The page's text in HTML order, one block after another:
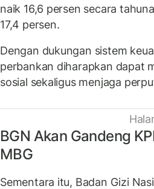
naik 16,6 persen secara
17,4 persen.
Dengan dukungan sistem
perbankan diharapkan dapat
sosial sekaligus menjaga
BGN Akan Gandeng
MBG
Sementara itu, Badan Gizi